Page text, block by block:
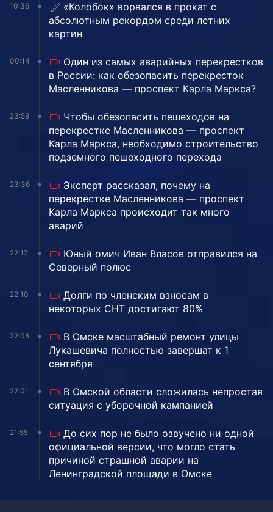
10:36
«Колобок» ворвался в прокат с
абсолютным рекордом среди летних
картин
00:14
Один из самых аварийных перекрестков
в России: как обезопасить перекресток
Масленникова — проспект Карла Маркса?
23:59
Чтобы обезопасить пешеходов на
перекрестке Масленникова — проспект
Карла Маркса, необходимо строительство
подземного пешеходного перехода
23:36
Эксперт рассказал, почему на
перекрестке Масленникова — проспект
Карла Маркса происходит так много
аварий
22:17
Юный омич Иван Власов отправился на
Северный полюс
22:10
Долги по членским взносам в
некоторых СНТ достигают 80%
22:08
В Омске масштабный ремонт улицы
Лукашевича полностью завершат к 1
сентября
22:01
В Омской области сложилась непростая
ситуация с уборочной кампанией
21:55
До сих пор не было озвучено ни одной
официальной версии, что могло стать
причиной страшной аварии на
Ленинградской площади в Омске